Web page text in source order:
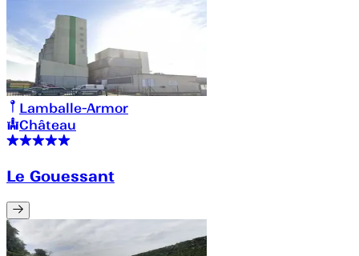
Lamballe-Armor
Château
Le Gouessant